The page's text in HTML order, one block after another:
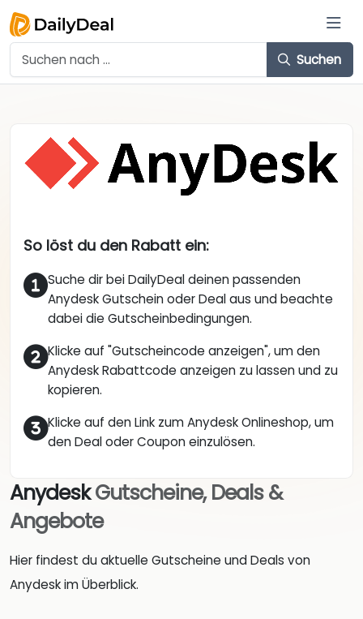
Suchen
So löst du den Rabatt ein:
Suche dir bei DailyDeal deinen passenden
Anydesk Gutschein oder Deal aus und beachte
dabei die Gutscheinbedingungen.
Klicke auf "Gutscheincode anzeigen", um den
Anydesk Rabattcode anzeigen zu lassen und zu
kopieren.
Klicke auf den Link zum Anydesk Onlineshop, um
den Deal oder Coupon einzulösen.
AnydeskGutscheine, Deals &
Angebote
Hier findest du aktuelle Gutscheine und Deals von
Anydesk im Überblick.